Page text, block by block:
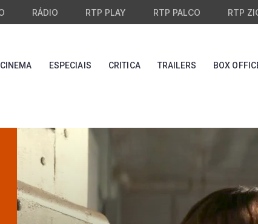
RÁDIO RTP PLAY RTP PALCO RTP
CINEMA ESPECIAIS CRITICA TRAILERS BOX